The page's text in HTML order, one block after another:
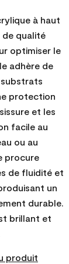
à haut
de qualité
optimiser le
adhère de
protection
et les
facile au
ou au
procure
de fluidité et
un
durable.
brillant et
produit